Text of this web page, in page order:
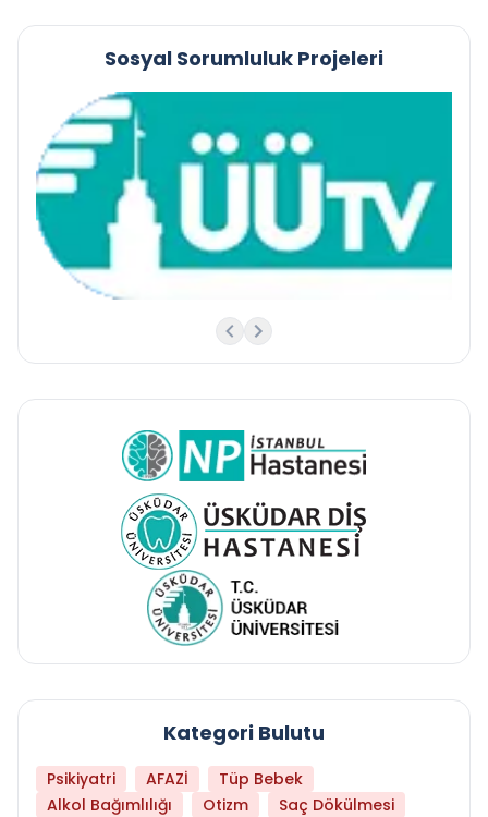
Sosyal Sorumluluk Projeleri
Kategori Bulutu
Psikiyatri AFAZİ
Tüp Bebek
Alkol Bağımlılığı
Otizm
Saç Dökülmesi